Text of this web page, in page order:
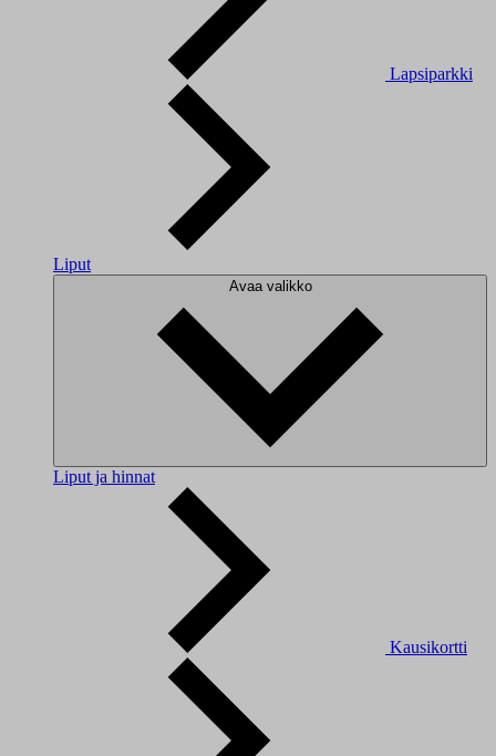
Lapsiparkki
Liput
Avaa valikko
Liput ja hinnat
Kausikortti